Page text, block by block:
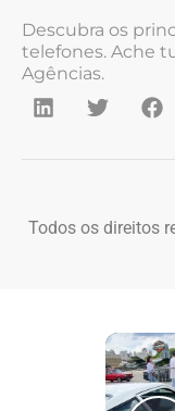
Descubra os
telefones. Ache
Agências.
Todos os direitos